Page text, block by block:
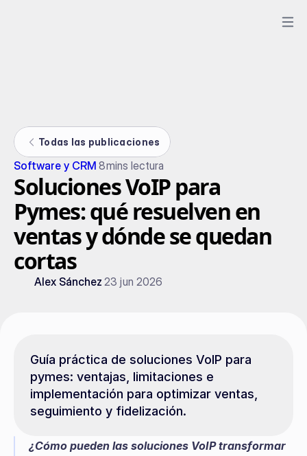
Todas las publicaciones
Software y CRM 8mins lectura
Soluciones VoIP para
Pymes: qué resuelven en
ventas y dónde se quedan
cortas
Alex Sánchez 23 jun 2026
Guía práctica de soluciones VoIP para
pymes: ventajas, limitaciones e
implementación para optimizar ventas,
seguimiento y fidelización.
¿Cómo pueden las soluciones VoIP transformar